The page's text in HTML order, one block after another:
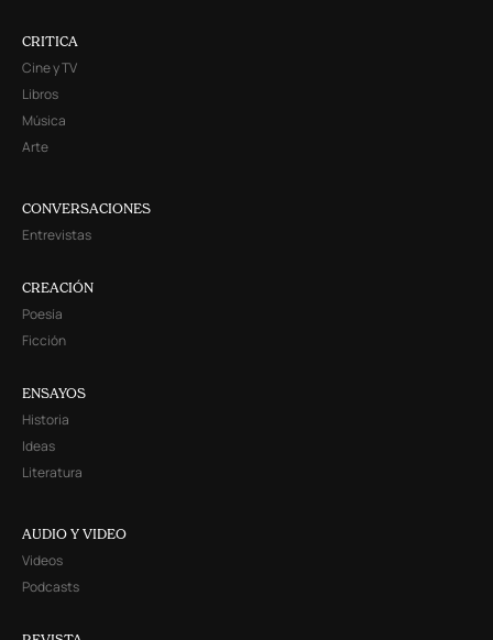
CRITICA
Cine y TV
Libros
Música
Arte
CONVERSACIONES
Entrevistas
CREACIÓN
Poesía
Ficción
ENSAYOS
Historia
Ideas
Literatura
AUDIO Y VIDEO
Videos
Podcasts